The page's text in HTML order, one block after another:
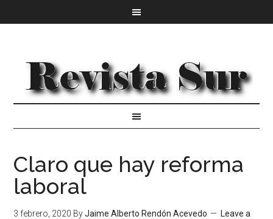
Claro que hay reforma
laboral
3 febrero, 2020 ByJaime Alberto Rendón Acevedo
Leave a